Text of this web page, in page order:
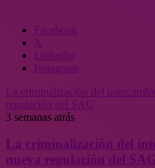
Facebook
X
LinkedIn
Instagram
La criminalización del
regulación del SAG
3 semanas atrás
La criminalización del
nueva regulación del